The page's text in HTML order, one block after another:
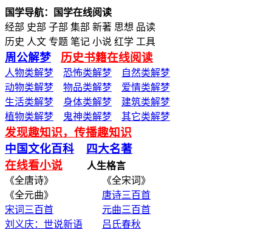
国学导航：国学在线阅读
经部 史部 子部 集部 新著 思想 品读
历史 人文 专题 笔记 小说 红学 工具
周公解梦 历史书籍在线阅读
人物类解梦 恐怖类解梦
自然类解梦
动物类解梦
物品类解梦
爱情类解梦
生活类解梦
身体类解梦
建筑类解梦
植物类解梦
鬼神类解梦 其它类解梦
发现趣知识，传播趣知识
中国文化百科
四大名著
在线看小说
人生格言
《全唐诗》 《全宋词》
《全元曲》 唐诗三百首
宋词三百首
元曲三百首
刘义庆：世说新语
吕氏春秋